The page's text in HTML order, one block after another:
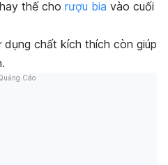
thế cho rượu bia vào cuối
dụng chất kích thích còn giúp
Cáo